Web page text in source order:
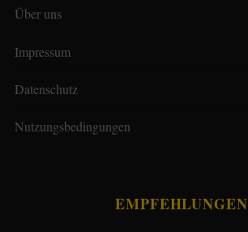
Über uns
Impressum
Datenschutz
Nutzungsbedingungen
EMPFEHLUNGEN